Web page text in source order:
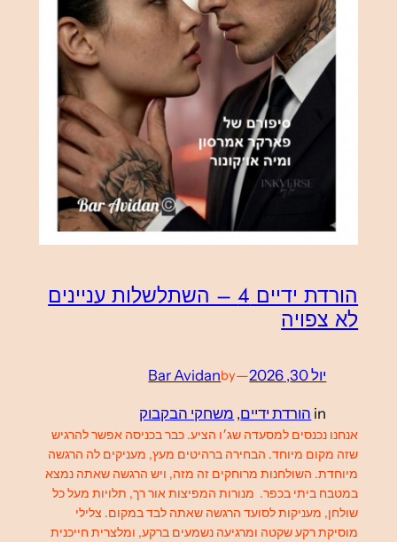
הורדת ידיים 4 – השתלשלות עניינים
לא צפויה
יול 30, 2026 —
by
Bar Avidan
in הורדת ידיים, משחקי הבקבוק
אנחנו נכנסים למסעדה שג׳ו הציע. כבר בכניסה אפשר להרגיש
שזה מקום מיוחד. הבחירה ברהיטים מעץ, מעניקים לה הרגשה
מיוחדת. השולחנות מרוחקים זה מזה, ויש הרגשה שאתה נמצא
במטבח ביתי בכפר. מנורות המפיצות אור רך, תלויות מעל כל
שולחן, מעניקות לסועד הרגשה שאתה לבד במקום. צלילי
מוסיקת רקע שקטה ומרגיעה נשמעים ברקע, ומלצרית חייכנית